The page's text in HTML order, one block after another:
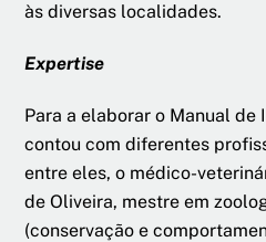
às diversas localidades.
Expertise
Para a elaborar o Manual de
contou com diferentes
entre eles, o médico-
de Oliveira, mestre em
(conservação e